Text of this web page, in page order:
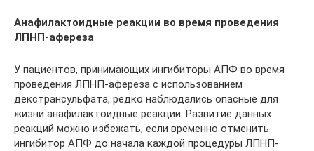
Анафилактоидные реакции во время проведения
ЛПНП-афереза
У пациентов, принимающих ингибиторы АПФ во время
проведения ЛПНП-афереза с использованием
декстрансульфата, редко наблюдались опасные для
жизни анафилактоидные реакции. Развитие данных
реакций можно избежать, если временно отменить
ингибитор АПФ до начала каждой процедуры ЛПНП-